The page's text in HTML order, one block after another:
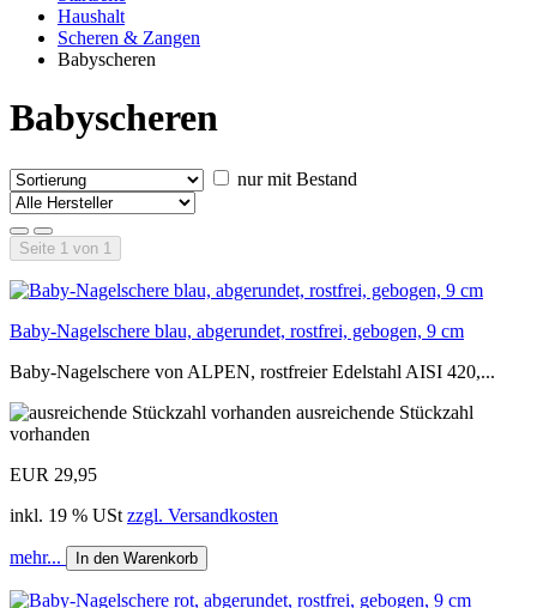
Haushalt
Scheren & Zangen
Babyscheren
Babyscheren
nur mit Bestand
Seite 1 von 1
Baby-Nagelschere blau, abgerundet, rostfrei, gebogen, 9 cm
Baby-Nagelschere von ALPEN, rostfreier Edelstahl AISI 420,...
ausreichende Stückzahl
vorhanden
EUR 29,95
inkl. 19 % USt zzgl. Versandkosten
mehr... In den Warenkorb